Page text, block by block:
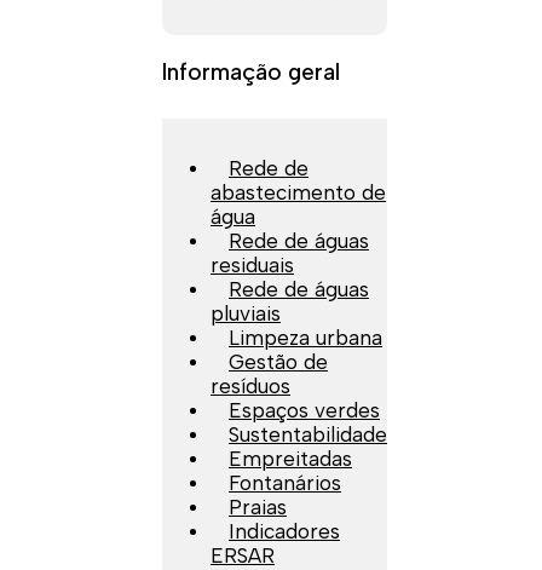
Informação geral
Rede de
abastecimento de
água
Rede de águas
residuais
Rede de águas
pluviais
Limpeza urbana
Gestão de
resíduos
Espaços verdes
Sustentabilidade
Empreitadas
Fontanários
Praias
Indicadores
ERSAR